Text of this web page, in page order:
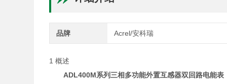
品牌 Acrel/安科瑞
1 概述
ADL400M系列 三相多功能外置互感器双回路电能表